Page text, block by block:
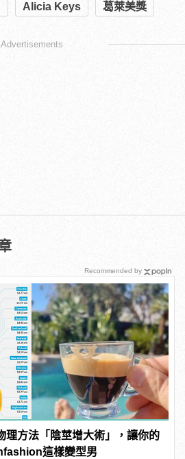
Alicia Keys 葛萊美獎
Advertisements
理方法「陰莖增大術」，讓你的
這樣變型男
Recommended by